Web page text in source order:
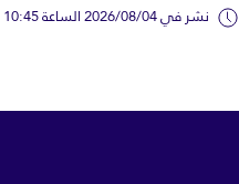
نشر في 2026/08/04 الساعة 10:45 م